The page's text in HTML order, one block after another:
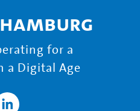
for a
a Digital Age